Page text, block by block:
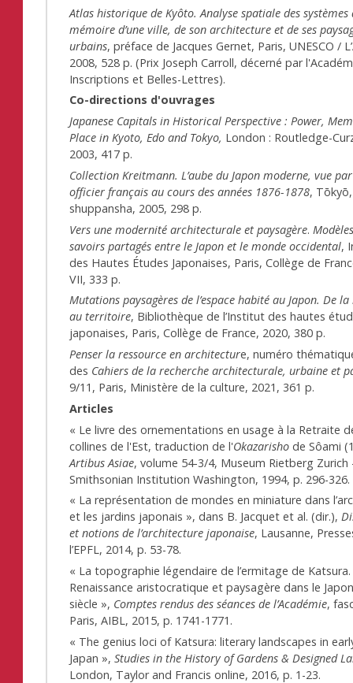
Atlas historique de Kyôto. Analyse spatiale des systèmes
mémoire d’une ville, de son architecture et de ses
urbains, préface de Jacques Gernet, Paris, UNESCO /
2008, 528 p. (Prix Joseph Carroll, décerné par
Inscriptions et Belles-Lettres).
Co-directions d'ouvrages
Japanese Capitals in Historical Perspective : Power,
Place in Kyoto, Edo and Tokyo, London : Routledge-
2003, 417 p.
Collection Kreitmann. L’aube du Japon moderne, vue
officier français au cours des années 1876-1878,
shuppansha, 2005, 298 p.
Vers une modernité architecturale et paysagère.
savoirs partagés entre le Japon et le monde occidental,
des Hautes Études Japonaises, Paris, Collège de
VII, 333 p.
Mutations paysagères de l’espace habité au Japon. De
au territoire, Bibliothèque de l’Institut des hautes
japonaises, Paris, Collège de France, 2020, 380 p.
Penser la ressource en architecture, numéro
des Cahiers de la recherche architecturale, urbaine et
9/11, Paris, Ministère de la culture, 2021, 361 p.
Articles
« Le livre des ornementations en usage à la Retraite
collines de l'Est, traduction de l'Okazarisho de Sôami
Artibus Asiae, volume 54-3/4, Museum Rietberg Zurich
Smithsonian Institution Washington, 1994, p. 296-326.
« La représentation de mondes en miniature dans
et les jardins japonais », dans B. Jacquet et al. (dir.),
et notions de l’architecture japonaise, Lausanne,
l’EPFL, 2014, p. 53-78.
« La topographie légendaire de l’ermitage de Katsura.
Renaissance aristocratique et paysagère dans le
siècle », Comptes rendus des séances de l’Académie,
Paris, AIBL, 2015, p. 1741-1771.
« The genius loci of Katsura: literary landscapes in
Japan »,Studies in the History of Gardens & Designed
London, Taylor and Francis online, 2016, p. 1-23.